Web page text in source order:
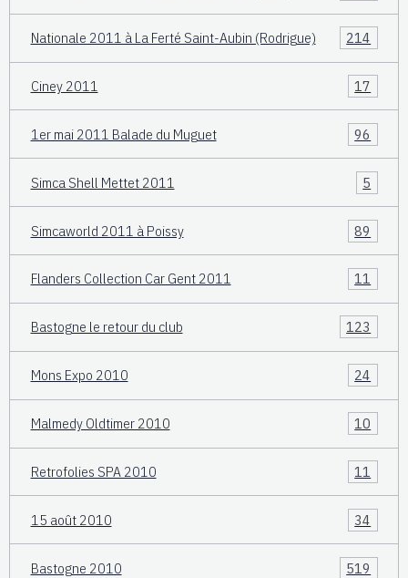
Nationale 2011 à La Ferté Saint-Aubin (Rodrigue) 214
Ciney 2011 17
1er mai 2011 Balade du Muguet 96
Simca Shell Mettet 2011 5
Simcaworld 2011 à Poissy 89
Flanders Collection Car Gent 2011 11
Bastogne le retour du club 123
Mons Expo 2010 24
Malmedy Oldtimer 2010 10
Retrofolies SPA 2010 11
15 août 2010 34
Bastogne 2010 519